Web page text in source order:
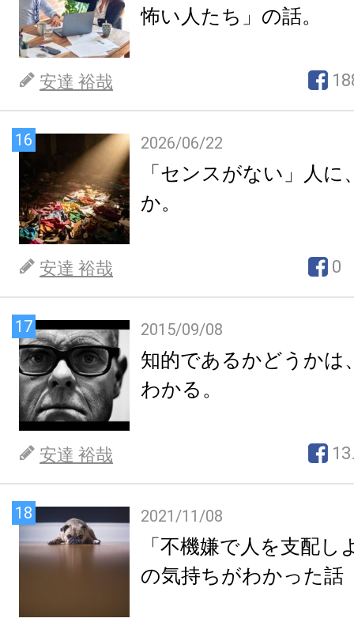
怖い人たち」の話。
安達 裕哉
16 2026/06/22
「センスがない」人
か。
安達 裕哉 0
17 2015/09/08
知的であるかどうかは
わかる。
安達 裕哉
18 2021/11/08
「不機嫌で人を支配し
の気持ちがわかった話